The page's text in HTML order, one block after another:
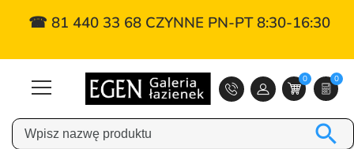
☎ 81 440 33 68 CZYNNE PN-PT 8:30-16:30
0 0
